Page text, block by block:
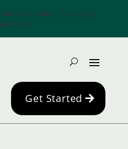
consultation. No strings
attached.
Get Started